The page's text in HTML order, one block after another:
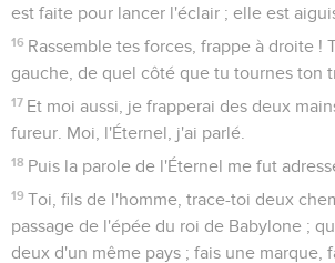
est faite pour lancer l'éclair ; elle est
16 Rassemble tes forces, frappe à droite !
gauche, de quel côté que tu tournes ton
17 Et moi aussi, je frapperai des deux
fureur. Moi, l'Éternel, j'ai parlé.
18 Puis la parole de l'Éternel me fut
19 Toi, fils de l'homme, trace-toi deux
passage de l'épée du roi de Babylone ;
deux d'un même pays ; fais une marque,